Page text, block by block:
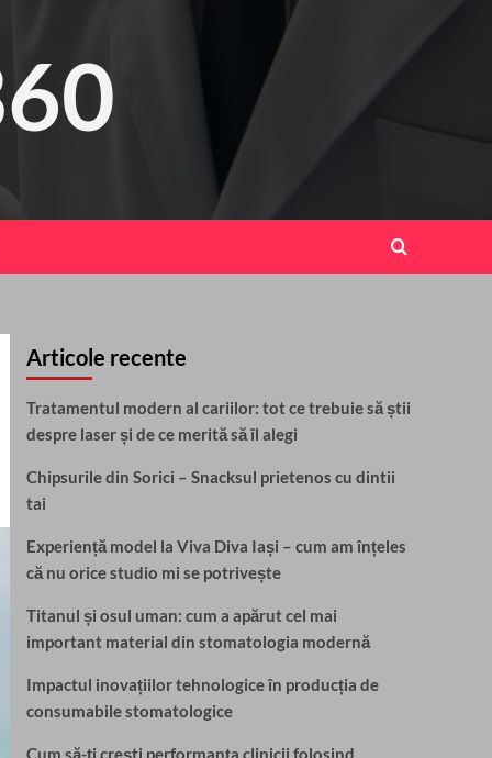
Articole recente
Tratamentul modern al cariilor: tot ce trebuie să știi
despre laser și de ce merită să îl alegi
Chipsurile din Sorici – Snacksul prietenos cu dintii
tai
Experiență model la Viva Diva Iași – cum am înțeles
că nu orice studio mi se potrivește
Titanul și osul uman: cum a apărut cel mai
important material din stomatologia modernă
Impactul inovațiilor tehnologice în producția de
consumabile stomatologice
Cum să-ți crești performanța clinicii folosind